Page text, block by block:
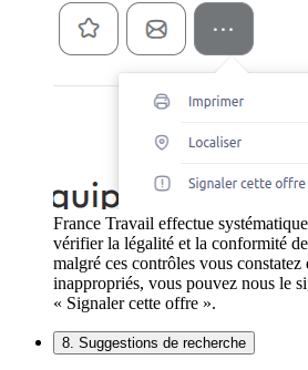
France Travail effectue
vérifier la légalité et la conformité
malgré ces contrôles vous constatez
inappropriés, vous pouvez nous le
« Signaler cette offre ».
8. Suggestions de recherche